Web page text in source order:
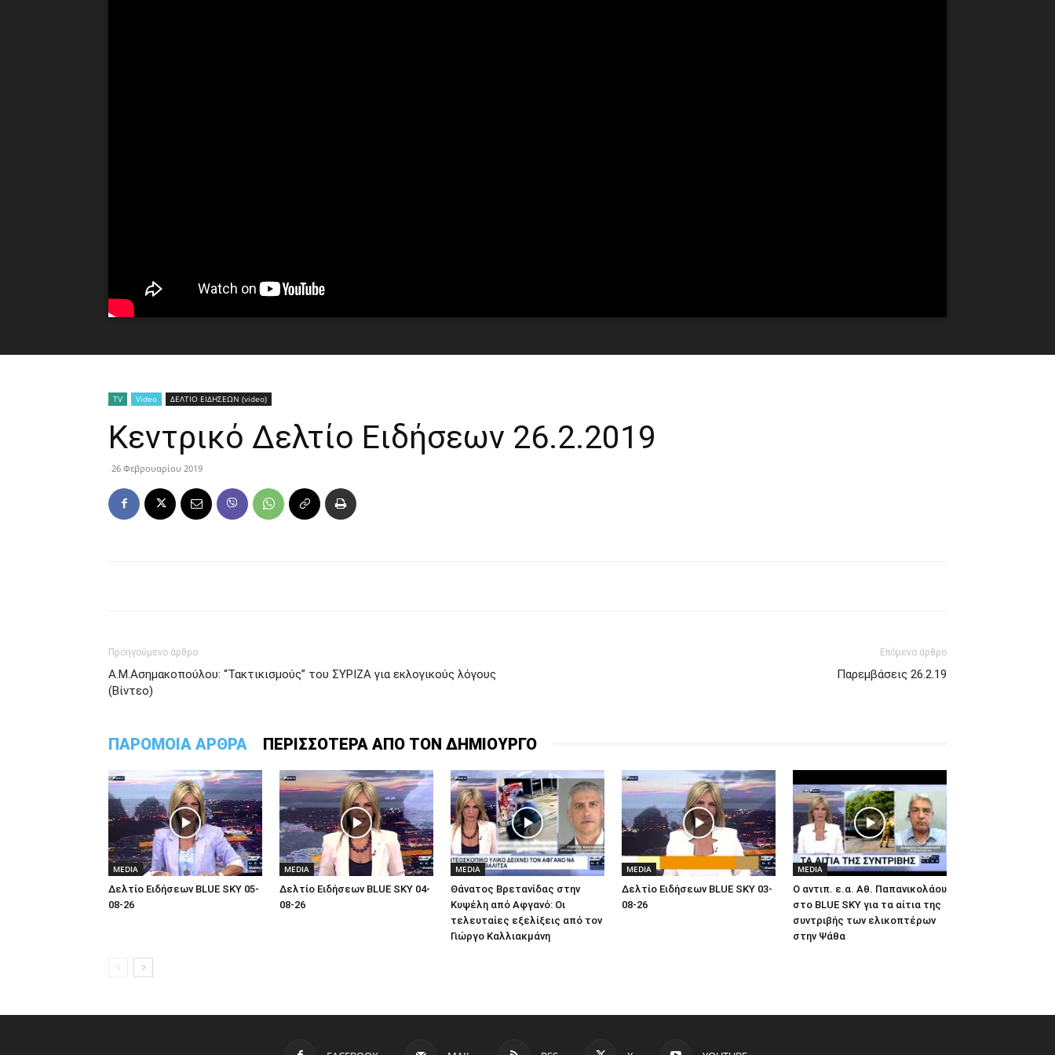
TV Video ΔΕΛΤΙΟ ΕΙΔΗΣΕΩΝ (video)
Κεντρικό Δελτίο Ειδήσεων 26.2.2019
26 Φεβρουαρίου 2019
Προηγούμενο άρθρο
Α.Μ.Ασημακοπούλου: “Τακτικισμούς” του ΣΥΡΙΖΑ για εκλογικούς λόγους
(Βίντεο)
Επόμενο άρθρο
Παρεμβάσεις 26.2.19
ΠΑΡΟΜΟΙΑ ΑΡΘΡΑ ΠΕΡΙΣΣΟΤΕΡΑ ΑΠΟ ΤΟΝ ΔΗΜΙΟΥΡΓΟ
MEDIA
Δελτίο Ειδήσεων BLUE SKY 05-
08-26
MEDIA
Δελτίο Ειδήσεων BLUE SKY 04-
08-26
MEDIA
Θάνατος Βρετανίδας στην
Κυψέλη από Αφγανό: Οι
τελευταίες εξελίξεις από τον
Γιώργο Καλλιακμάνη
MEDIA
Δελτίο Ειδήσεων BLUE SKY 03-
08-26
MEDIA
Ο αντιπ. ε.α. Αθ. Παπανικολάου
στο BLUE SKY για τα αίτια της
συντριβής των ελικοπτέρων
στην Ψάθα